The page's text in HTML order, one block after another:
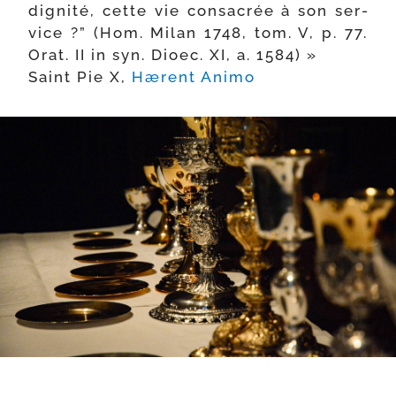
digni­té, cette vie consa­crée à son ser­
vice ?” (Hom. Milan 1748, tom. V, p. 77.
Orat. II in syn. Dioec. XI, a. 1584) »
Saint Pie X, Hærent Animo